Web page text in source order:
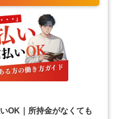
OK｜所持金がなくても